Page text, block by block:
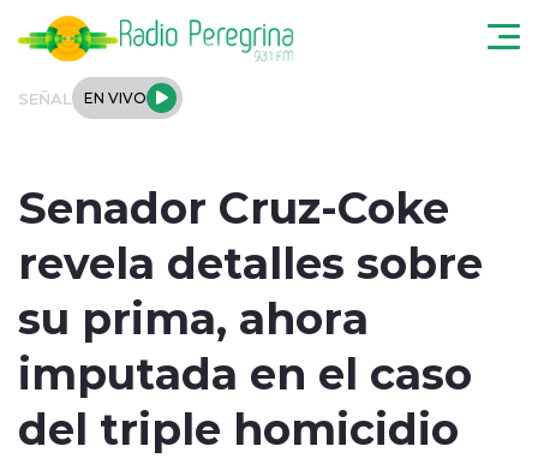
SEÑAL EN VIVO
Tendencias
Podcast
Internacional
Senador Cruz-Coke
revela detalles sobre
su prima, ahora
imputada en el caso
del triple homicidio